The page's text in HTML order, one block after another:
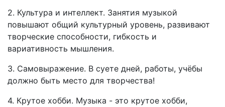
2. Культура и интеллект. Занятия музыкой
повышают общий культурный уровень, развивают
творческие способности, гибкость и
вариативность мышления.
3. Самовыражение. В суете дней, работы, учёбы
должно быть место для творчества!
4. Крутое хобби. Музыка - это крутое хобби,